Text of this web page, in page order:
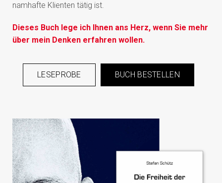
namhafte Klienten tätig ist.
Dieses Buch lege ich Ihnen ans Herz, wenn Sie mehr
über mein Denken erfahren wollen.
LESEPROBE BUCH BESTELLEN